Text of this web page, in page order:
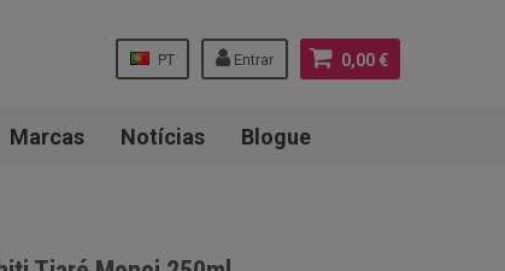
0,00 €
Entrar
PT
Marcas Notícias Blogue